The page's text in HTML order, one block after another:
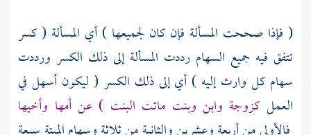
( فإذا صححت المسألة فإن كان لجميعها ) أي المسألة ( كسر
تتفق فيه جميع السهام رددت المسألة إلى ذلك الكسر ورددت
سهام كل وارث إليه ) أي إلى ذلك الكسر ( ليكون أسهل في
العمل كزوجة وابن وبنت ماتت البنت ) عن أمها وأخيها